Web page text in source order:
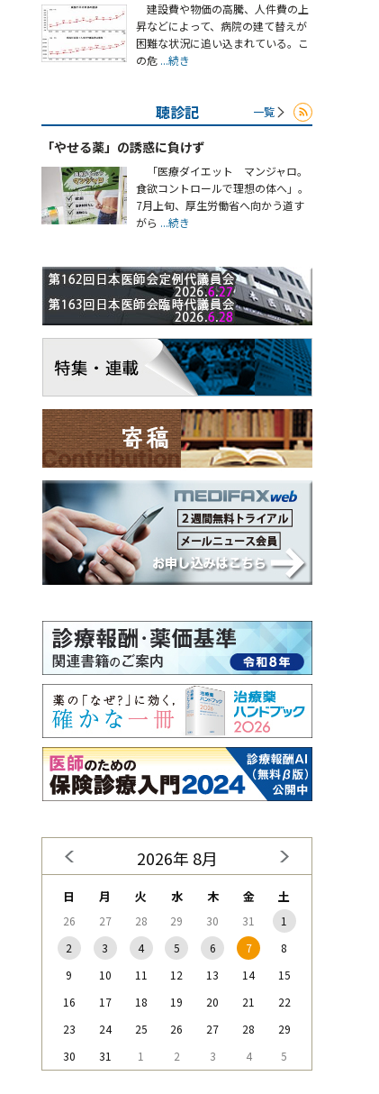
建設費や物価の高騰、人件費の上
昇などによって、病院の建て替えが
困難な状況に追い込まれている。こ
の危 ...続き
聴診記 一覧
「やせる薬」の誘惑に負けず
「医療ダイエット マンジャロ。
食欲コントロールで理想の体へ」。
7月上旬、厚生労働省へ向かう道す
がら ...続き
2026年 8月
日 月 火 水 木 金 土
26 27 28 29 30 31
1
2
3 4 5 6 7
8
9
10 11 12 13 14
15
16
17 18 19 20 21
22
23
24 25 26 27 28
29
30
31 1 2 3 4 5